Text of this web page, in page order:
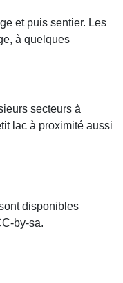
et puis sentier. Les
à quelques
secteurs à
lac à proximité aussi
disponibles
by-sa.